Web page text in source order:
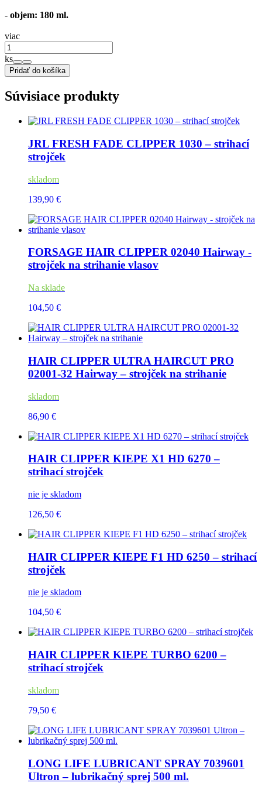
- objem: 180 ml.
viac
ks
Pridať do košíka
Súvisiace produkty
JRL FRESH FADE CLIPPER 1030 – strihací
strojček
skladom
139,90 €
FORSAGE HAIR CLIPPER 02040 Hairway -
strojček na strihanie vlasov
Na sklade
104,50 €
HAIR CLIPPER ULTRA HAIRCUT PRO
02001-32 Hairway – strojček na strihanie
skladom
86,90 €
HAIR CLIPPER KIEPE X1 HD 6270 –
strihací strojček
nie je skladom
126,50 €
HAIR CLIPPER KIEPE F1 HD 6250 – strihací
strojček
nie je skladom
104,50 €
HAIR CLIPPER KIEPE TURBO 6200 –
strihací strojček
skladom
79,50 €
LONG LIFE LUBRICANT SPRAY 7039601
Ultron – lubrikačný sprej 500 ml.